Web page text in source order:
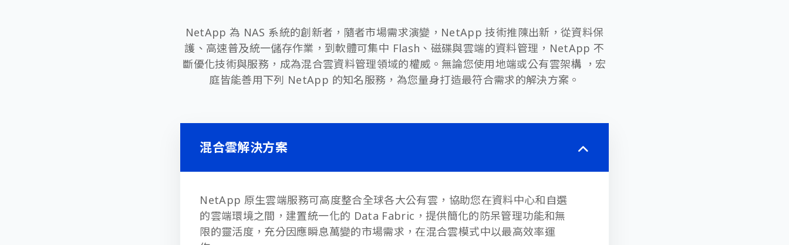
NetApp 為 NAS 系統的創新者，隨者市場需求演變，NetApp 技術推陳出新，從資料保
護、高速普及統一儲存作業，到軟體可集中 Flash、磁碟與雲端的資料管理，NetApp 不
斷優化技術與服務，成為混合雲資料管理領域的權威。無論您使用地端或公有雲架構 ，宏
庭皆能善用下列 NetApp 的知名服務，為您量身打造最符合需求的解決方案。
混合雲解決方案
NetApp 原生雲端服務可高度整合全球各大公有雲，協助您在資料中心和自選
的雲端環境之間，建置統一化的 Data Fabric ，提供簡化的防呆管理功能和無
限的靈活度，充分因應瞬息萬變的市場需求，在混合雲模式中以最高效率運